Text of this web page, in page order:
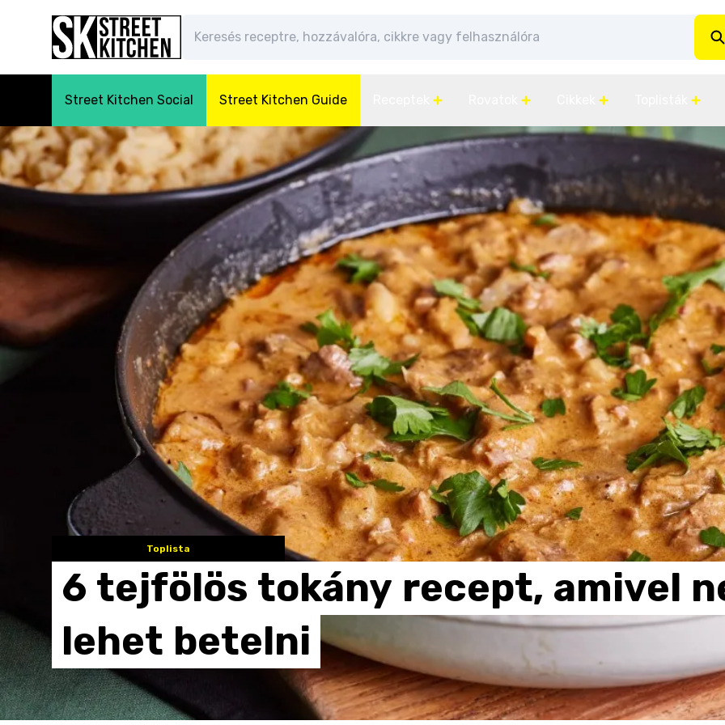
Street Kitchen Social Street Kitchen Guide
Toplista
6 tejfölös tokány recept, amivel
lehet betelni